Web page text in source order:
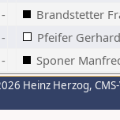
-
Brandstetter
-
Pfeifer Gerhard
- Sponer
Heinz Herzog,